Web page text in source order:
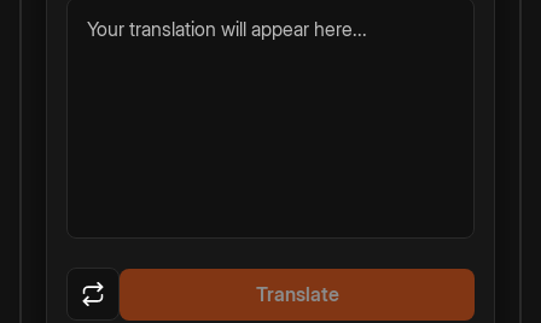
Your translation will appear here...
Translate